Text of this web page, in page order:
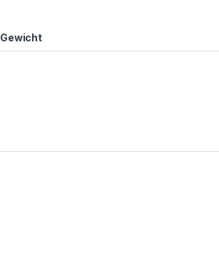
Gewicht